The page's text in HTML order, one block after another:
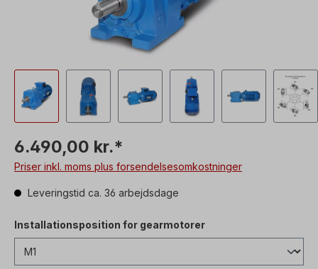
6.490,00 kr.*
Priser inkl. moms plus forsendelsesomkostninger
Leveringstid ca. 36 arbejdsdage
Installationsposition for gearmotorer